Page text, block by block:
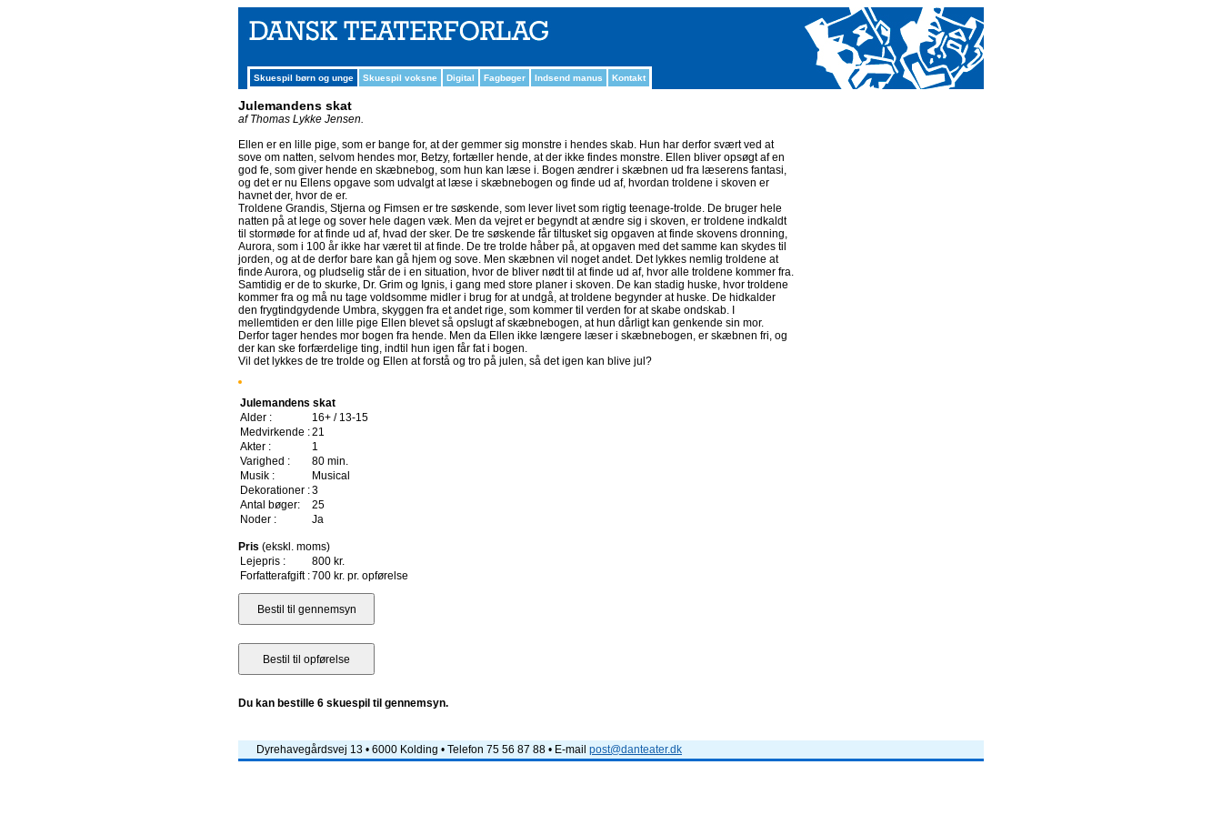
Skuespil børn og unge Skuespil voksne Digital Fagbøger Indsend manus Kontakt
Julemandens skat
af Thomas Lykke Jensen.
Ellen er en lille pige, som er bange for, at der gemmer sig monstre i hendes skab. Hun har derfor svært ved at
sove om natten, selvom hendes mor, Betzy, fortæller hende, at der ikke findes monstre. Ellen bliver opsøgt af en
god fe, som giver hende en skæbnebog, som hun kan læse i. Bogen ændrer i skæbnen ud fra læserens fantasi,
og det er nu Ellens opgave som udvalgt at læse i skæbnebogen og finde ud af, hvordan troldene i skoven er
havnet der, hvor de er.
Troldene Grandis, Stjerna og Fimsen er tre søskende, som lever livet som rigtig teenage-trolde. De bruger hele
natten på at lege og sover hele dagen væk. Men da vejret er begyndt at ændre sig i skoven, er troldene indkaldt
til stormøde for at finde ud af, hvad der sker. De tre søskende får tiltusket sig opgaven at finde skovens dronning,
Aurora, som i 100 år ikke har været til at finde. De tre trolde håber på, at opgaven med det samme kan skydes til
jorden, og at de derfor bare kan gå hjem og sove. Men skæbnen vil noget andet. Det lykkes nemlig troldene at
finde Aurora, og pludselig står de i en situation, hvor de bliver nødt til at finde ud af, hvor alle troldene kommer fra.
Samtidig er de to skurke, Dr. Grim og Ignis, i gang med store planer i skoven. De kan stadig huske, hvor troldene
kommer fra og må nu tage voldsomme midler i brug for at undgå, at troldene begynder at huske. De hidkalder
den frygtindgydende Umbra, skyggen fra et andet rige, som kommer til verden for at skabe ondskab. I
mellemtiden er den lille pige Ellen blevet så opslugt af skæbnebogen, at hun dårligt kan genkende sin mor.
Derfor tager hendes mor bogen fra hende. Men da Ellen ikke længere læser i skæbnebogen, er skæbnen fri, og
der kan ske forfærdelige ting, indtil hun igen får fat i bogen.
Vil det lykkes de tre trolde og Ellen at forstå og tro på julen, så det igen kan blive jul?
Julemandens skat
Alder :
16+ / 13-15
Medvirkende :21
Akter :
1
Varighed :
80 min.
Musik :
Musical
Dekorationer :3
Antal bøger:
25
Noder :
Ja
Pris (ekskl. moms)
Lejepris :
800 kr.
Forfatterafgift :700 kr. pr. opførelse
Du kan bestille 6 skuespil til gennemsyn.
Dyrehavegårdsvej 13 • 6000 Kolding • Telefon 75 56 87 88 • E-mail post@danteater.dk